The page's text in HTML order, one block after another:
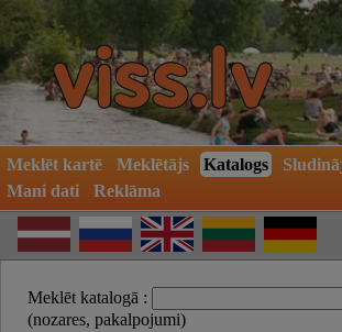
Meklēt kartē Meklētājs Katalogs
Mani dati
Reklāma
Meklēt katalogā :
(nozares, pakalpojumi)